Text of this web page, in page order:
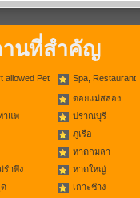
นที่สำคัญ
allowed Pet Spa, Restaurant
ดอยแม่สลอง
าแพ
ปราณบุรี
ภูเรือ
หาดกมลา
รำพึง
หาดใหญ่
ด
เกาะช้าง